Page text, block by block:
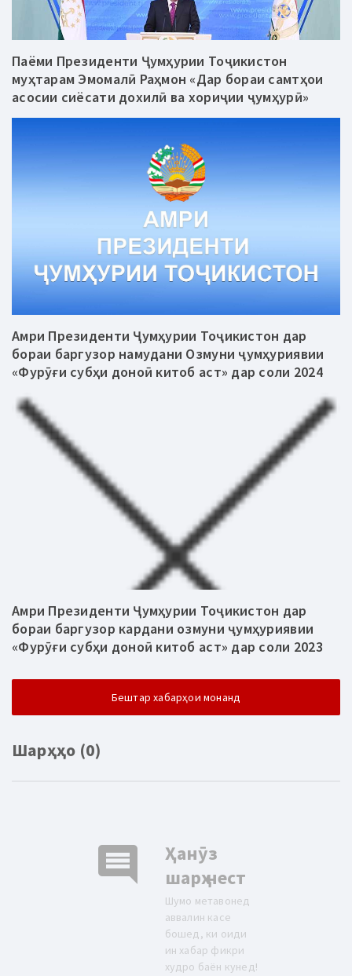
Паёми Президенти Ҷумҳурии Тоҷикистон
муҳтарам Эмомалӣ Раҳмон «Дар бораи самтҳои
асосии сиёсати дохилӣ ва хориҷии ҷумҳурӣ»
Амри Президенти Ҷумҳурии Тоҷикистон дар
бораи баргузор намудани Озмуни ҷумҳуриявии
«Фурӯғи субҳи доноӣ китоб аст» дар соли 2024
Амри Президенти Ҷумҳурии Тоҷикистон дар
бораи баргузор кардани озмуни ҷумҳуриявии
«Фурӯғи субҳи доноӣ китоб аст» дар соли 2023
Бештар хабарҳои монанд
Шарҳҳо (0)
comment
Ҳанӯз
шарҳ нест
Шумо метавонед
аввалин касе
бошед, ки оиди
ин хабар фикри
худро баён кунед!